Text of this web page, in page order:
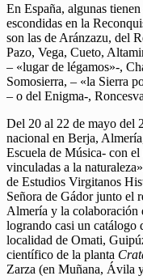
En España, algunas
escondidas en la
son las de Aránzazu, del
Pazo, Vega, Cueto,
– «lugar de légamos»-,
Somosierra, – «la Sierra
– o del Enigma-,
Del 20 al 22 de mayo del
nacional en Berja,
Escuela de Música- con
vinculadas a la
de Estudios Virgitanos
Señora de Gádor junto el
Almería y la colaboración
logrando casi un catálogo
localidad de Omati,
científico de la planta
Zarza (en Muñana, Ávila